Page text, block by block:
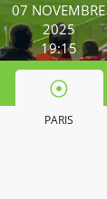
07 NOVEMBRE
2025
19:15
PARIS